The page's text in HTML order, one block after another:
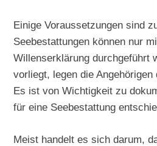
Einige Voraussetzungen sind
Seebestattungen können nur
Willenserklärung durchgeführt
vorliegt, legen die Angehörigen
Es ist von Wichtigkeit zu
für eine Seebestattung
Meist handelt es sich darum,